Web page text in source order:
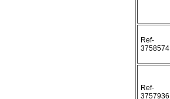
Ref-
3758574
Ref-
3757936